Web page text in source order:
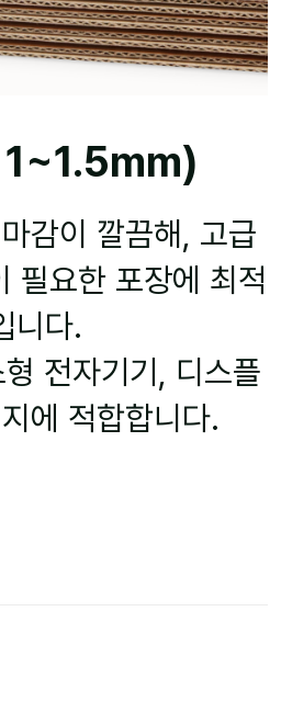
1~1.5mm)
감이 깔끔해, 고급
필요한 포장에 최적
니다.
전자기기, 디스플
에 적합합니다.